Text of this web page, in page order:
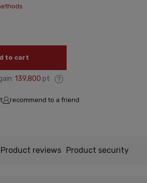
to cart
139,800 pt
recommend to a friend
Product reviews Product security